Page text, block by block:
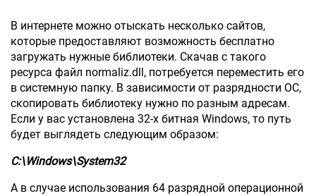
В интернете можно отыскать несколько сайтов,
которые предоставляют возможность бесплатно
загружать нужные библиотеки. Скачав с такого
ресурса файл normaliz.dll, потребуется переместить его
в системную папку. В зависимости от разрядности ОС,
скопировать библиотеку нужно по разным адресам.
Если у вас установлена 32-х битная Windows, то путь
будет выглядеть следующим образом:
C:\Windows\System32
А в случае использования 64 разрядной операционной